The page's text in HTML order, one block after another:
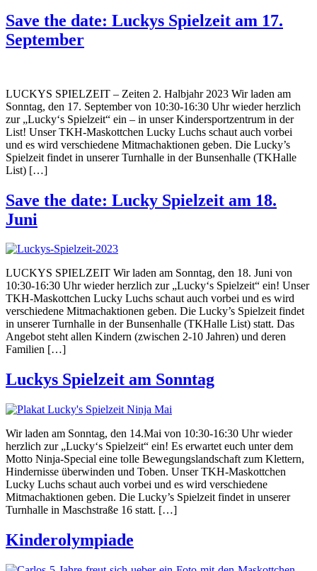
Save the date: Luckys Spielzeit am 17.
September
LUCKYS SPIELZEIT – Zeiten 2. Halbjahr 2023 Wir laden am
Sonntag, den 17. September von 10:30-16:30 Uhr wieder herzlich
zur „Lucky‘s Spielzeit“ ein – in unser Kindersportzentrum in der
List! Unser TKH-Maskottchen Lucky Luchs schaut auch vorbei
und es wird verschiedene Mitmachaktionen geben. Die Lucky’s
Spielzeit findet in unserer Turnhalle in der Bunsenhalle (TKHalle
List) […]
Save the date: Lucky Spielzeit am 18.
Juni
LUCKYS SPIELZEIT Wir laden am Sonntag, den 18. Juni von
10:30-16:30 Uhr wieder herzlich zur „Lucky‘s Spielzeit“ ein! Unser
TKH-Maskottchen Lucky Luchs schaut auch vorbei und es wird
verschiedene Mitmachaktionen geben. Die Lucky’s Spielzeit findet
in unserer Turnhalle in der Bunsenhalle (TKHalle List) statt. Das
Angebot steht allen Kindern (zwischen 2-10 Jahren) und deren
Familien […]
Luckys Spielzeit am Sonntag
Wir laden am Sonntag, den 14.Mai von 10:30-16:30 Uhr wieder
herzlich zur „Lucky‘s Spielzeit“ ein! Es erwartet euch unter dem
Motto Ninja-Special eine tolle Bewegungslandschaft zum Klettern,
Hindernisse überwinden und Toben. Unser TKH-Maskottchen
Lucky Luchs schaut auch vorbei und es wird verschiedene
Mitmachaktionen geben. Die Lucky’s Spielzeit findet in unserer
Turnhalle in Maschstraße 16 statt. […]
Kinderolympiade